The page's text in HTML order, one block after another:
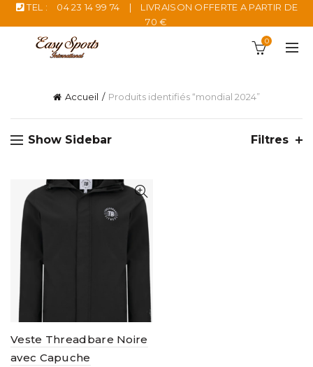
TEL : 04 23 14 99 74 |
LIVRAISON OFFERTE A PARTIR DE
70 €
0
Accueil Produits identifiés “mondial 2024”
Show Sidebar Filtres
Veste Threadbare Noire
avec Capuche